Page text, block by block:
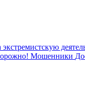
экстремистскую
Мошенники